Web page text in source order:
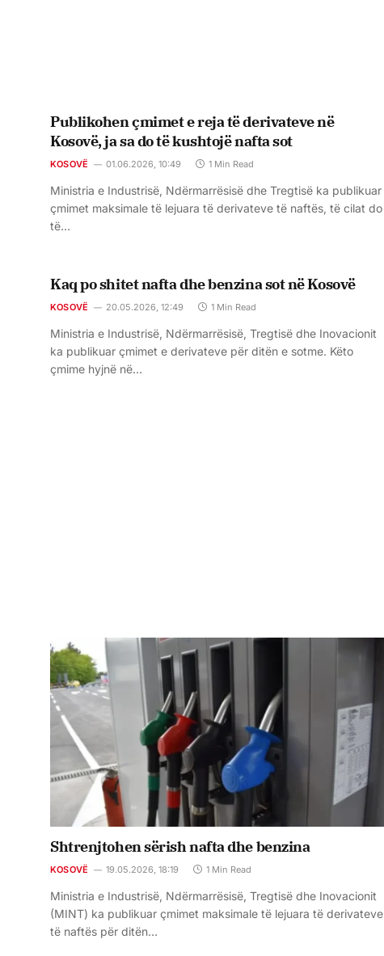
Publikohen çmimet e reja të derivateve në
Kosovë, ja sa do të kushtojë nafta sot
KOSOVË 01.06.2026, 10:49 1 Min Read
Ministria e Industrisë, Ndërmarrësisë dhe Tregtisë ka publikuar
çmimet maksimale të lejuara të derivateve të naftës, të cilat do
të…
Kaq po shitet nafta dhe benzina sot në Kosovë
KOSOVË 20.05.2026, 12:49 1 Min Read
Ministria e Industrisë, Ndërmarrësisë, Tregtisë dhe Inovacionit
ka publikuar çmimet e derivateve për ditën e sotme. Këto
çmime hyjnë në…
Shtrenjtohen sërish nafta dhe benzina
KOSOVË 19.05.2026, 18:19 1 Min Read
Ministria e Industrisë, Ndërmarrësisë, Tregtisë dhe Inovacionit
(MINT) ka publikuar çmimet maksimale të lejuara të derivateve
të naftës për ditën…